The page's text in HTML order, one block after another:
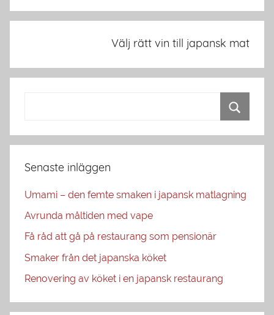
Välj rätt vin till japansk mat
Senaste inläggen
Umami – den femte smaken i japansk matlagning
Avrunda måltiden med vape
Få råd att gå på restaurang som pensionär
Smaker från det japanska köket
Renovering av köket i en japansk restaurang